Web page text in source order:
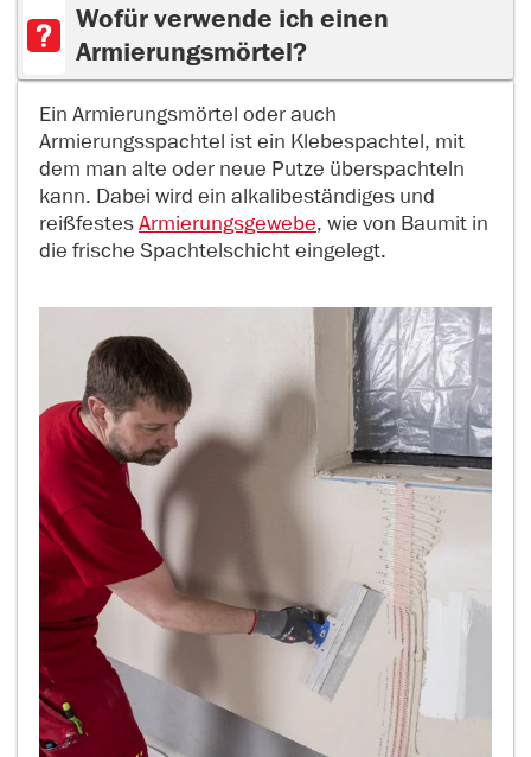
Wofür verwende ich einen
Armierungsmörtel?
Ein Armierungsmörtel oder auch
Armierungsspachtel ist ein Klebespachtel, mit
dem man alte oder neue Putze überspachteln
kann. Dabei wird ein alkalibeständiges und
reißfestesArmierungsgewebe, wie von Baumit in
die frische Spachtelschicht eingelegt.